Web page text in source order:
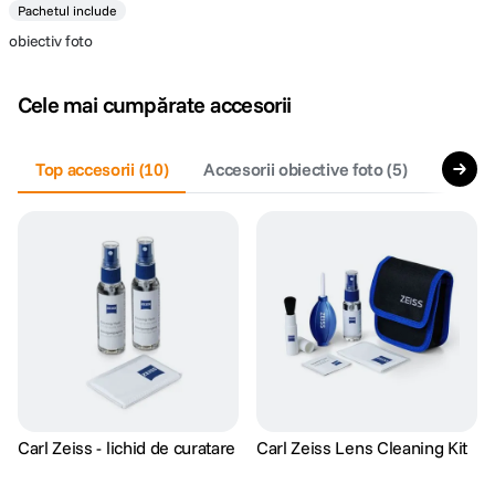
Pachetul include
obiectiv foto
Cele mai cumpărate accesorii
Top accesorii (10) Accesorii obiective foto(5) Filtre
Carl Zeiss - lichid de curatare Carl Zeiss Lens Cleaning Kit